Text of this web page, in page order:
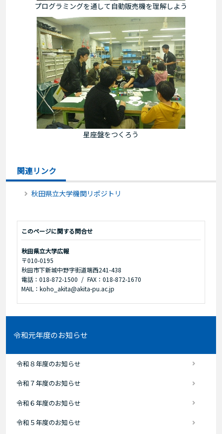
プログラミングを通して自動販売機を理解しよう
星座盤をつくろう
関連リンク
秋田県立大学機関リポジトリ
このページに関する問合せ
秋田県立大学広報
〒010-0195
秋田市下新城中野字街道端西241-438
電話：018-872-1500
FAX：018-872-1670
MAIL：koho_akita@akita-pu.ac.jp
令和元年度のお知らせ
令和８年度のお知らせ
令和７年度のお知らせ
令和６年度のお知らせ
令和５年度のお知らせ